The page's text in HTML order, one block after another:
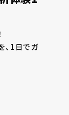
、1日でガ